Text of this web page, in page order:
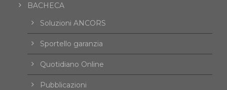
BACHECA
Soluzioni ANCORS
Sportello garanzia
Quotidiano Online
Pubblicazioni